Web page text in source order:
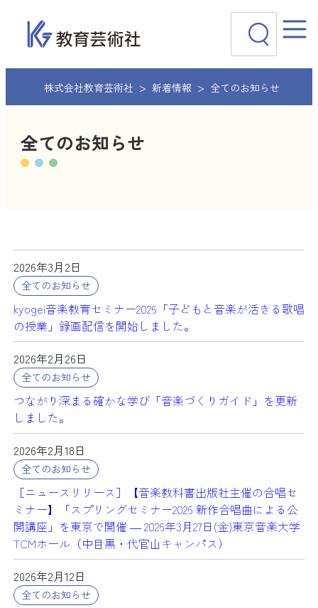
キ
株式会社教育芸術社 新着情報 全てのお知らせ
全てのお知らせ
2026年3月2日
全てのお知らせ
kyogei音楽教育セミナー2026「子どもと音楽が活きる歌唱
の授業」録画配信を開始しました。
2026年2月26日
全てのお知らせ
つながり深まる確かな学び「音楽づくりガイド」を更新
しました。
2026年2月18日
全てのお知らせ
［ニュースリリース］【音楽教科書出版社主催の合唱セ
ミナー】「スプリングセミナー2026 新作合唱曲による公
開講座」を東京で開催 ― 2026年3月27日(金)東京音楽大学
TCMホール（中目黒・代官山キャンパス）
2026年2月12日
全てのお知らせ